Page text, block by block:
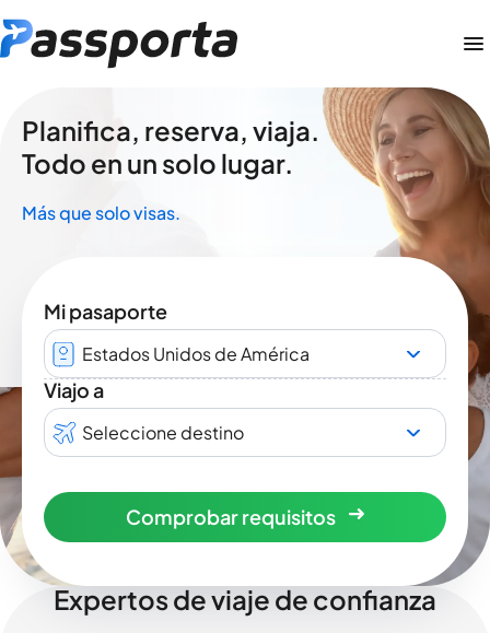
Planifica, reserva, viaja.
Todo en un solo lugar.
Más que solo visas.
Mi pasaporte
Estados Unidos de América
Viajo a
Seleccione destino
Comprobar requisitos
Expertos de viaje de confianza